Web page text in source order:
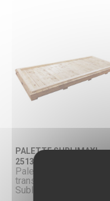
PALETTE SUBLIMAXI
2513
Palette spéciale pour le
transport de la
Sublimaxi 2513.